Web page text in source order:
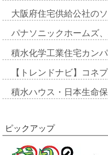
大阪府住宅供給公社の
パナソニックホームズ
積水化学工業住宅カン
【トレンドナビ】コネ
積水ハウス・日本生命
ピックアップ